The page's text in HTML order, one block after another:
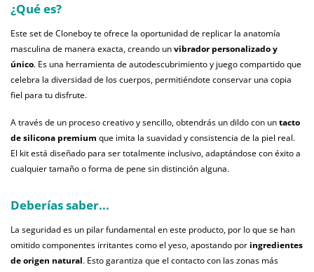
¿Qué es?
Este set de Cloneboy te ofrece la oportunidad de replicar la anatomía
masculina de manera exacta, creando unvibrador personalizado y
único. Es una herramienta de autodescubrimiento y juego compartido que
celebra la diversidad de los cuerpos, permitiéndote conservar una copia
fiel para tu disfrute.
A través de un proceso creativo y sencillo, obtendrás un dildo con untacto
de silicona premium que imita la suavidad y consistencia de la piel real.
El kit está diseñado para ser totalmente inclusivo, adaptándose con éxito a
cualquier tamaño o forma de pene sin distinción alguna.
Deberías saber...
La seguridad es un pilar fundamental en este producto, por lo que se han
omitido componentes irritantes como el yeso, apostando por ingredientes
de origen natural. Esto garantiza que el contacto con las zonas más